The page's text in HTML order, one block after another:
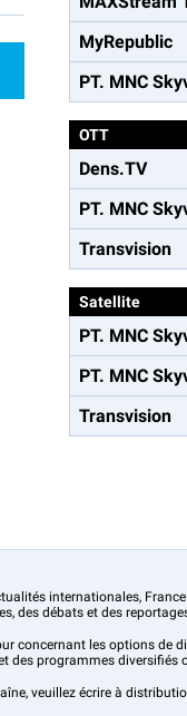
MyRepublic
PT. MNC
OTT
Dens.TV
PT. MNC
Transvision
Satellite
PT. MNC
PT. MNC
Transvision
internationales,
des débats et des
concernant les options de
des programmes
veuillez écrire à